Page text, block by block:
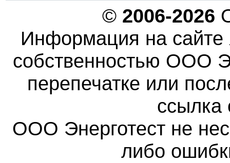
© 2006-2026
Информация на сайте
собственностью ООО
перепечатке или
ссылка
ООО Энерготест не
либо